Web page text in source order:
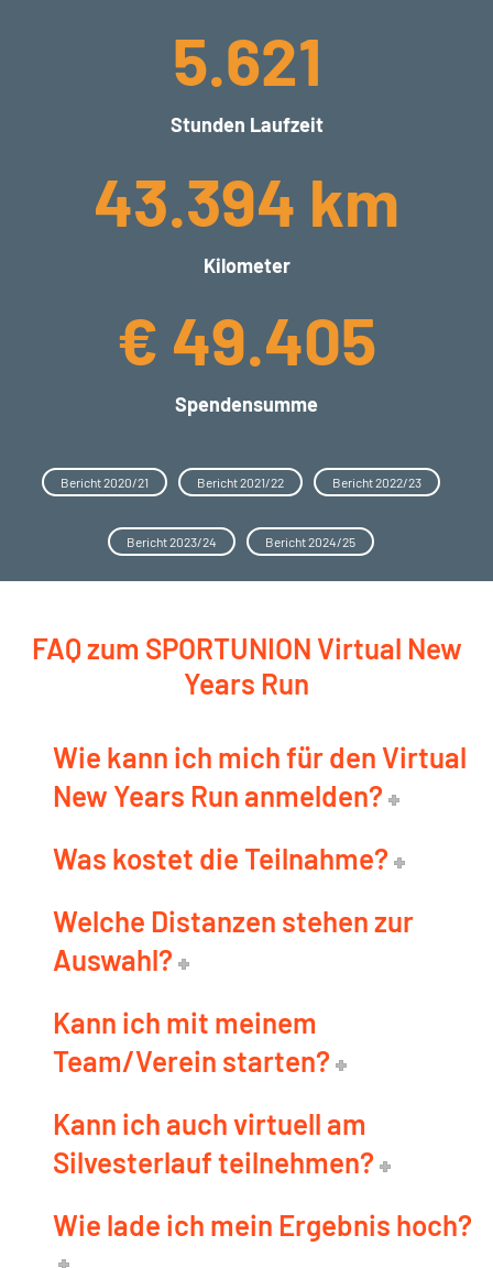
5.621
Stunden Laufzeit
43.394 km
Kilometer
€ 49.405
Spendensumme
Bericht 2020/21 Bericht 2021/22 Bericht 2022/23
Bericht 2023/24 Bericht 2024/25
FAQ zum SPORTUNION Virtual New
Years Run
Wie kann ich mich für den Virtual
New Years Run anmelden?
Was kostet die Teilnahme?
Welche Distanzen stehen zur
Auswahl?
Kann ich mit meinem
Team/Verein starten?
Kann ich auch virtuell am
Silvesterlauf teilnehmen?
Wie lade ich mein Ergebnis hoch?